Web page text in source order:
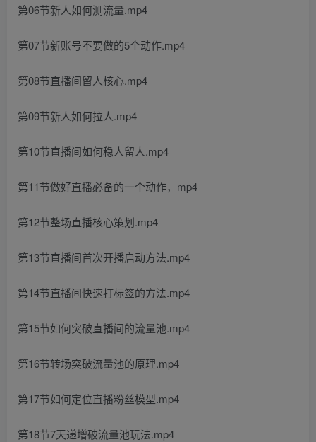
第06节新人如何测流量.mp4
第07节新账号不要做的5个动作.mp4
第08节直播间留人核心.mp4
第09节新人如何拉人.mp4
第10节直播间如何稳人留人.mp4
第11节做好直播必备的一个动作，mp4
第12节整场直播核心策划.mp4
第13节直播间首次开播启动方法.mp4
第14节直播间快速打标签的方法.mp4
第15节如何突破直播间的流量池.mp4
第16节转场突破流量池的原理.mp4
第17节如何定位直播粉丝模型.mp4
第18节7天递增破流量池玩法.mp4